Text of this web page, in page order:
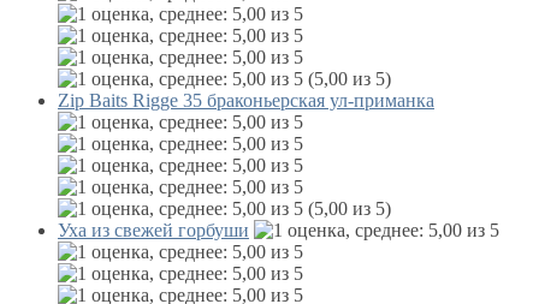
(5,00 из 5)
Zip Baits Rigge 35 браконьерская ул-приманка
(5,00 из 5)
Уха из свежей горбуши